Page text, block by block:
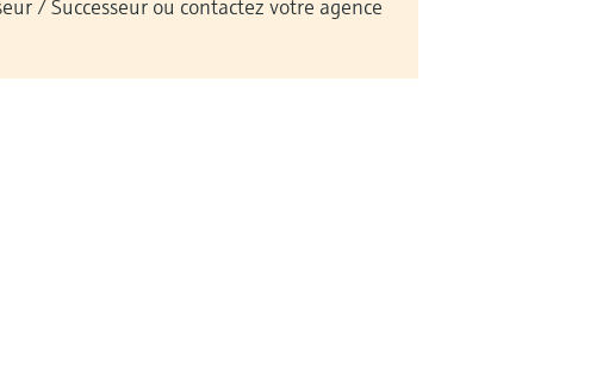
/ Successeur ou contactez votre agence